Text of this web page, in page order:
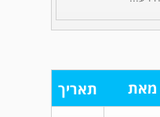
מאת תאריך